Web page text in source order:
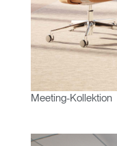
Wähle
anmelden
ANMELDEN
SIGN IN WITH SSO
Meeting-Kollektion